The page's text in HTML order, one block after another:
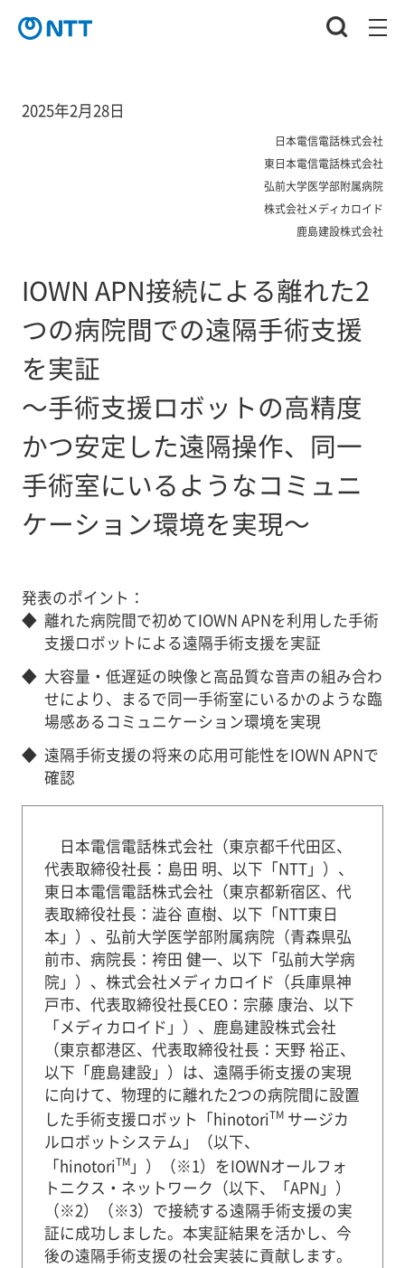
2025年2月28日
日本電信電話株式会社
東日本電信電話株式会社
弘前大学医学部附属病院
株式会社メディカロイド
鹿島建設株式会社
IOWN APN接続による離れた2
つの病院間での遠隔手術支援
を実証
～手術支援ロボットの高精度
かつ安定した遠隔操作、同一
手術室にいるようなコミュニ
ケーション環境を実現～
発表のポイント：
◆ 離れた病院間で初めてIOWN APNを利用した手術
支援ロボットによる遠隔手術支援を実証
◆ 大容量・低遅延の映像と高品質な音声の組み合わ
せにより、まるで同一手術室にいるかのような臨
場感あるコミュニケーション環境を実現
◆ 遠隔手術支援の将来の応用可能性をIOWN APNで
確認
日本電信電話株式会社（東京都千代田区、
代表取締役社長：島田 明、以下「NTT」）、
東日本電信電話株式会社（東京都新宿区、代
表取締役社長：澁谷 直樹、以下「NTT東日
本」）、弘前大学医学部附属病院（青森県弘
前市、病院長：袴田 健一、以下「弘前大学病
院」）、株式会社メディカロイド（兵庫県神
戸市、代表取締役社長CEO：宗藤 康治、以下
「メディカロイド」）、鹿島建設株式会社
（東京都港区、代表取締役社長：天野 裕正、
以下「鹿島建設」）は、遠隔手術支援の実現
に向けて、物理的に離れた2つの病院間に設置
した手術支援ロボット「hinotoriTMサージカ
ルロボットシステム」（以下、
「hinotoriTM」）（※1）をIOWNオールフォ
トニクス・ネットワーク（以下、「APN」）
（※2）（※3）で接続する遠隔手術支援の実
証に成功しました。本実証結果を活かし、今
後の遠隔手術支援の社会実装に貢献します。